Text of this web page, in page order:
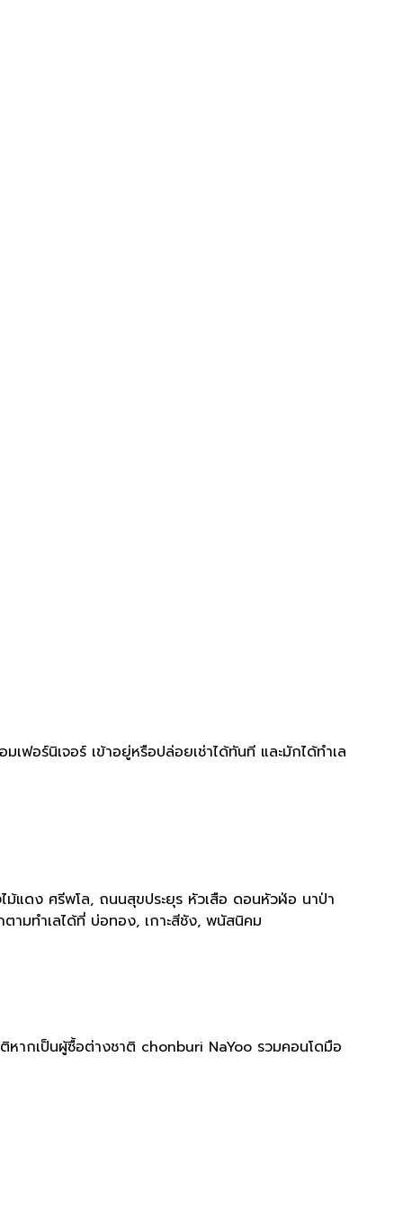
อร์นิเจอร์ เข้าอยู่หรือปล่อยเช่าได้ทันที และมักได้ทำเล
แดง ศรีพโล, ถนนสุขประยุร หัวเสือ ดอนหัวฬ่อ นาป่า
ามทำเลได้ที่ บ่อทอง, เกาะสีชัง, พนัสนิคม
ากเป็นผู้ซื้อต่างชาติ chonburi NaYoo รวมคอนโดมือ